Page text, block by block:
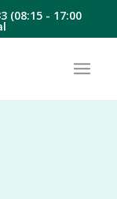
(08:15 - 17:00